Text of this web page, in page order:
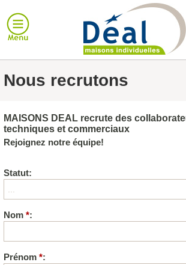
Nous recrutons
MAISONS DEAL recrute des
techniques et commerciaux
Rejoignez notre équipe!
Statut:
Nom *:
Prénom *: